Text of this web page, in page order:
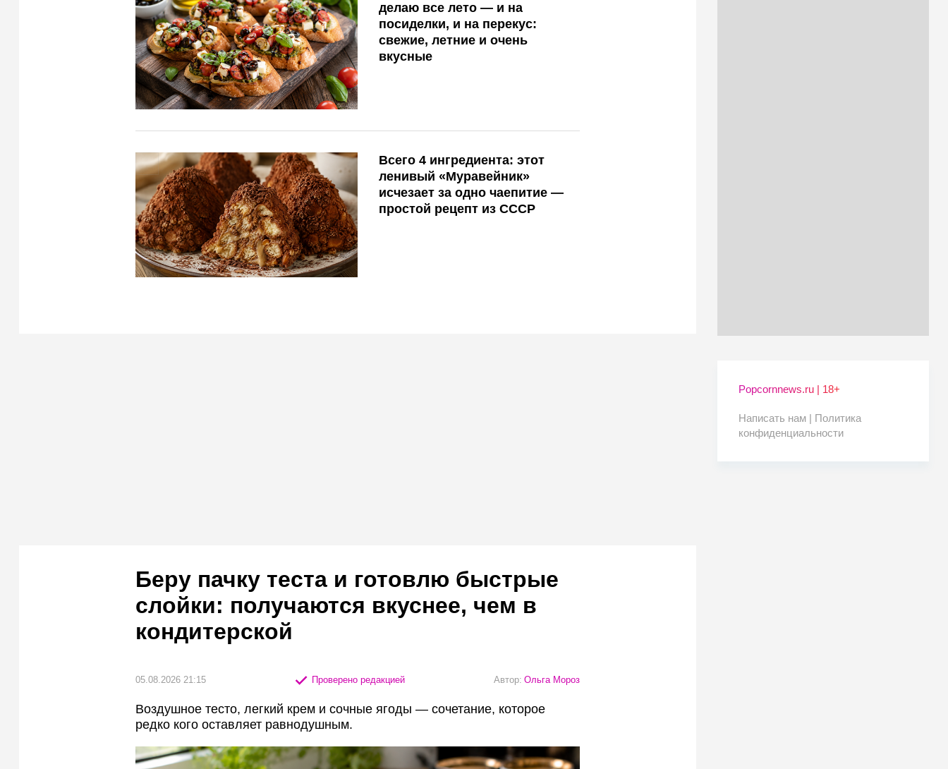
делаю все лето — и на
посиделки, и на перекус:
свежие, летние и очень
вкусные
Всего 4 ингредиента: этот
ленивый «Муравейник»
исчезает за одно чаепитие —
простой рецепт из СССР
Беру пачку теста и готовлю быстрые
слойки: получаются вкуснее, чем в
кондитерской
05.08.2026 21:15 Проверено редакцией Автор: Ольга Мороз
Воздушное тесто, легкий крем и сочные ягоды — сочетание, которое
редко кого оставляет равнодушным.
Popcornnews.ru | 18+
Написать нам | Политика
конфиденциальности